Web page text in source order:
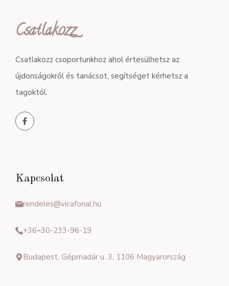
Csatlakozz
Csatlakozz csoportunkhoz ahol értesülhetsz az
újdonságokról és tanácsot, segítséget kérhetsz a
tagoktól.
Kapcsolat
rendeles@vicafonal.hu
+36–30-233-96-19
Budapest, Gépmadár u. 3, 1106 Magyarország